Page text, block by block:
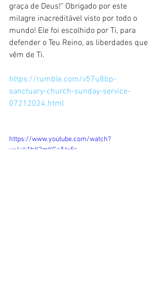
graça de Deus!" Obrigado por este
milagre inacreditável visto por todo o
mundo! Ele foi escolhido por Ti, para
defender o Teu Reino, as liberdades que
vêm de Ti.
https://rumble.com/v57u8bp-
sanctuary-church-sunday-service-
07212024.html
https://www.youtube.com/watch?
v=4uk1hK2mKGs&t=5s